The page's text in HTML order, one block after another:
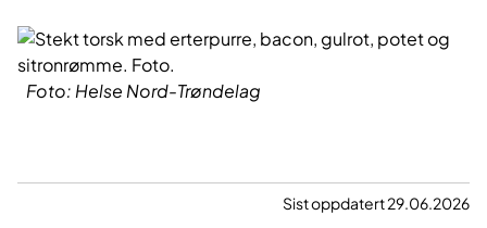
Foto: Helse Nord-Trøndelag
Sist oppdatert 29.06.2026